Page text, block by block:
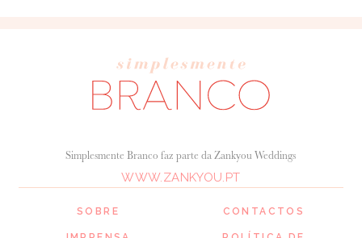
SOBRE
Simplesmente Branco faz parte da Zankyou Weddings
WWW.ZANKYOU.PT
CONTACTOS